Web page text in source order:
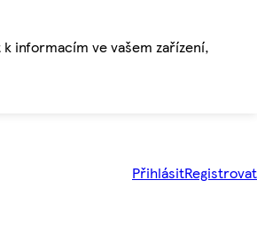
informacím ve vašem zařízení,
PřihlásitRegistrovat